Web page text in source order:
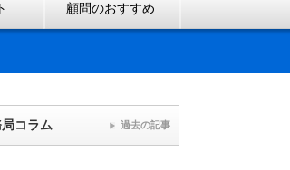
顧問のおすすめ
コラム 過去の記事